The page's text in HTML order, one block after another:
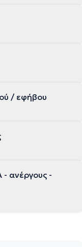
/ εφήβου
- ανέργους -